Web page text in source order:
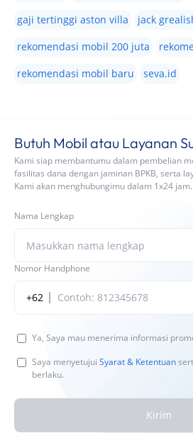
gaji tertinggi aston villa
jack
rekomendasi mobil 200 juta
rekomendasi mobil baru
seva.id
Butuh Mobil atau Layanan
Kami siap membantumu dalam pembelian
fasilitas dana dengan jaminan BPKB, serta
Kami akan menghubungimu dalam 1x24 jam.
Nama Lengkap
Nomor Handphone
+62
Ya, Saya mau menerima informasi
Saya menyetujui Syarat & Ketentuan
berlaku.
Kirim